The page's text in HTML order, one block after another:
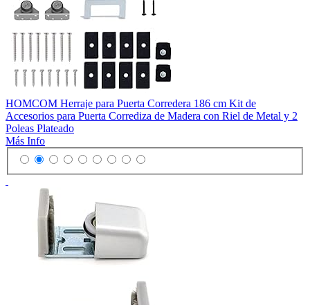
HOMCOM Herraje para Puerta Corredera 186 cm Kit de
Accesorios para Puerta Corrediza de Madera con Riel de Metal y 2
Poleas Plateado
Más Info